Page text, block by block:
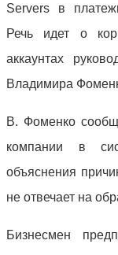
Servers в
Речь идет о
аккаунтах
Владимира
В. Фоменко
компании в
объяснения
не отвечает на
Бизнесмен